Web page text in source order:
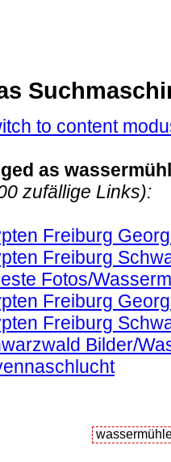
to content
as
zufällige Links):
Freiburg
Freiburg
Fotos/
Freiburg
Freiburg
Bilder/